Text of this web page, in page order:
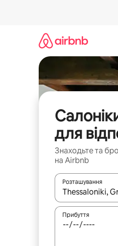
для
Знаходьте та
на Airbnb
Розташування
Отримавши
Прибуття